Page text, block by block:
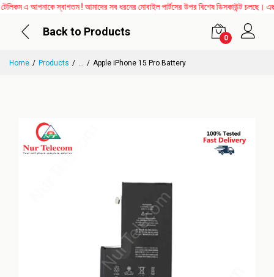
এ আপনাকে স্বাগতম ! আমাদের সব ধরনের মোবাইল পার্টসের উপর বিশেষ ডিসকাউন্ট চলছে।
Back to Products
0
Home Products ... Apple iPhone 15 Pro Battery